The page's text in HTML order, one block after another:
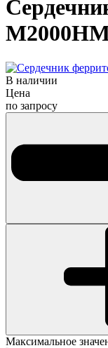
В наличии
Цена
по запросу
Максимальное